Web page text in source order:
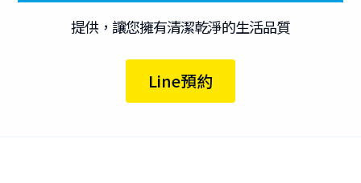
提供，讓您擁有清潔乾淨的生活品質
Line預約